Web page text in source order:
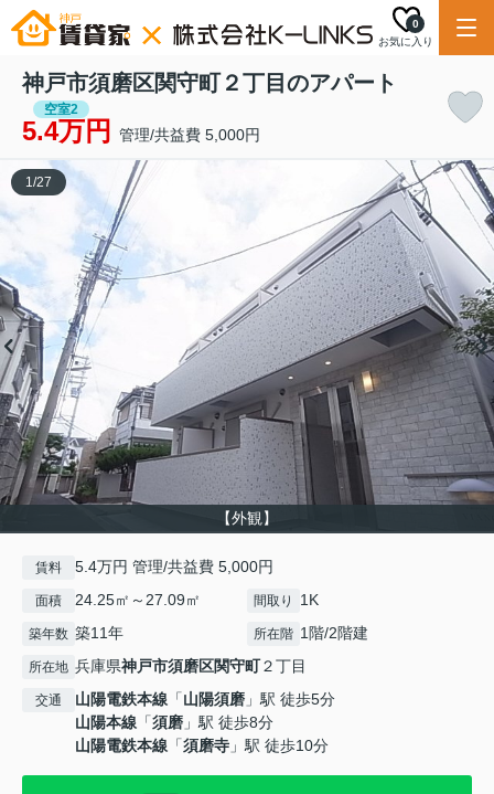
お気に入り
0
神戸市須磨区関守町２丁目のアパート
空室2
5.4万円 管理/共益費 5,000円
【外観】
1/27
賃料 5.4万円 管理/共益費 5,000円
面積 24.25㎡～27.09㎡ 間取り 1K
築年数 築11年 所在階 1階/2階建
所在地 兵庫県神戸市須磨区関守町２丁目
交通 山陽電鉄本線 「山陽須磨 」駅 徒歩5分
山陽本線 「須磨 」駅 徒歩8分
山陽電鉄本線 「須磨寺 」駅 徒歩10分